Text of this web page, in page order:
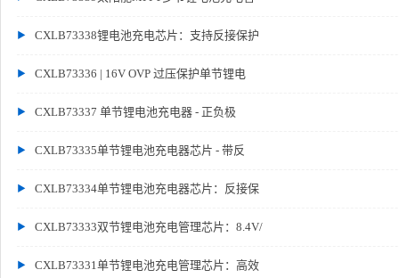
CXLB73338锂电池充电芯片：支持反接保护
CXLB73336 | 16V OVP 过压保护单节锂电
CXLB73337 单节锂电池充电器 - 正负极
CXLB73335单节锂电池充电器芯片 - 带反
CXLB73334单节锂电池充电器芯片：反接保
CXLB73333双节锂电池充电管理芯片：8.4V/
CXLB73331单节锂电池充电管理芯片：高效